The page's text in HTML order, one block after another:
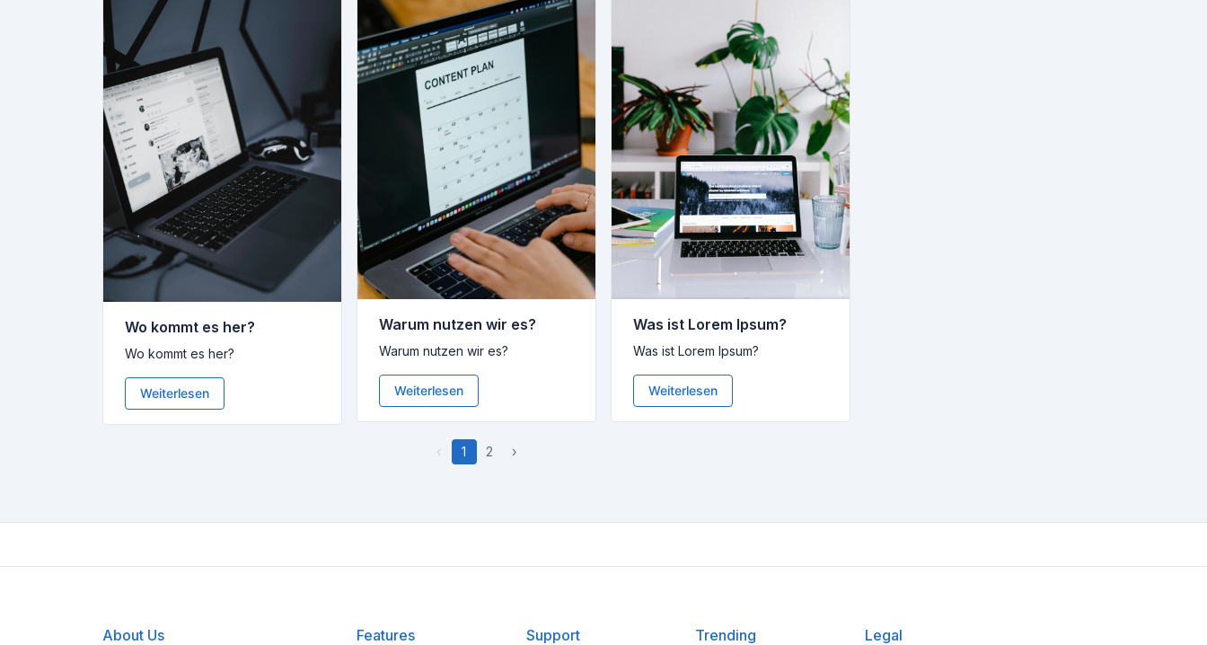
Wo kommt es her?
Wo kommt es her?
Weiterlesen
Warum nutzen wir es?
Warum nutzen wir es?
Weiterlesen
Was ist Lorem Ipsum?
Was ist Lorem Ipsum?
Weiterlesen
‹ 1 2 ›
About Us Features Support Trending Legal